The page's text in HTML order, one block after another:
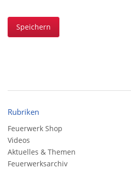
Speichern
Rubriken
Feuerwerk Shop
Videos
Aktuelles & Themen
Feuerwerksarchiv